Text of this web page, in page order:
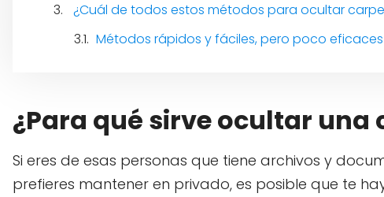
¿Cuál de todos estos métodos para ocultar
Métodos rápidos y fáciles, pero poco eficaces
¿Para qué sirve ocultar una
Si eres de esas personas que tiene archivos y
prefieres mantener en privado, es posible que te